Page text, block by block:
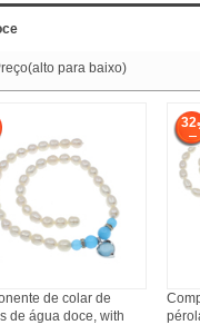
para baixo)
de colar de
de água doce, with
32